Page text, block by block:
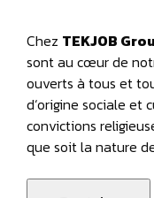
Chez TEKJOB
sont au cœur de
ouverts à tous et
d‘origine sociale et
convictions
que soit la nature